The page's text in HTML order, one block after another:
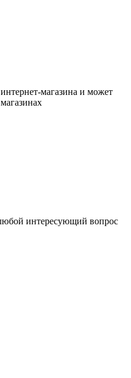
магазина и может
интересующий вопрос